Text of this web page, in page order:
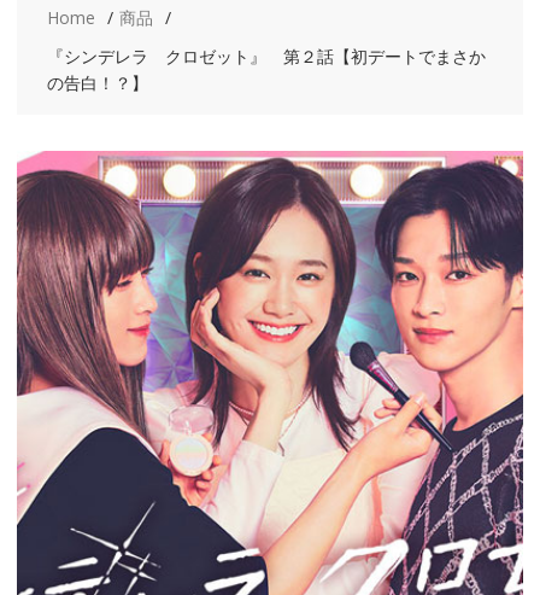
Home
商品
『シンデレラ クロゼット』 第２話【初デートでまさか
の告白！？】